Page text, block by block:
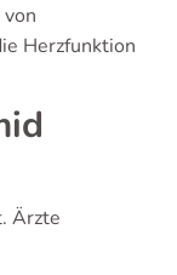
Herzfunktion
Ärzte